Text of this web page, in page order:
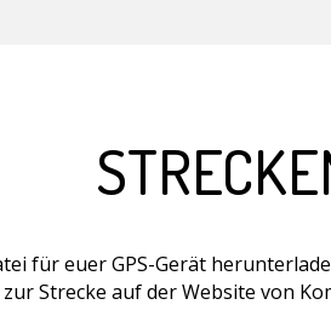
für euer GPS-Gerät
Strecke auf der Website von